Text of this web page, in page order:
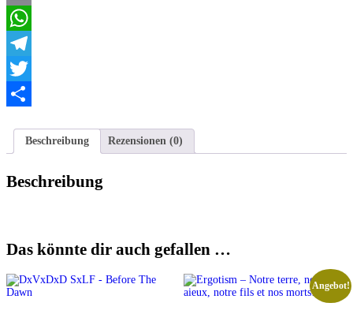
Email
WhatsApp
Telegram
Twitter
Beschreibung
Rezensionen (0)
Beschreibung
Das könnte dir auch gefallen …
Angebot!